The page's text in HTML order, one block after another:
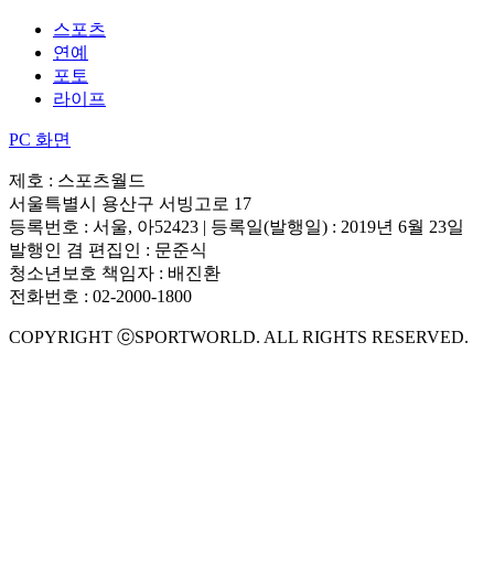
스포츠
연예
포토
라이프
PC 화면
제호 : 스포츠월드
서울특별시 용산구 서빙고로 17
등록번호 : 서울, 아52423 | 등록일(발행일) : 2019년 6월 23일
발행인 겸 편집인 : 문준식
청소년보호 책임자 : 배진환
전화번호 : 02-2000-1800
COPYRIGHT ⓒSPORTWORLD. ALL RIGHTS RESERVED.